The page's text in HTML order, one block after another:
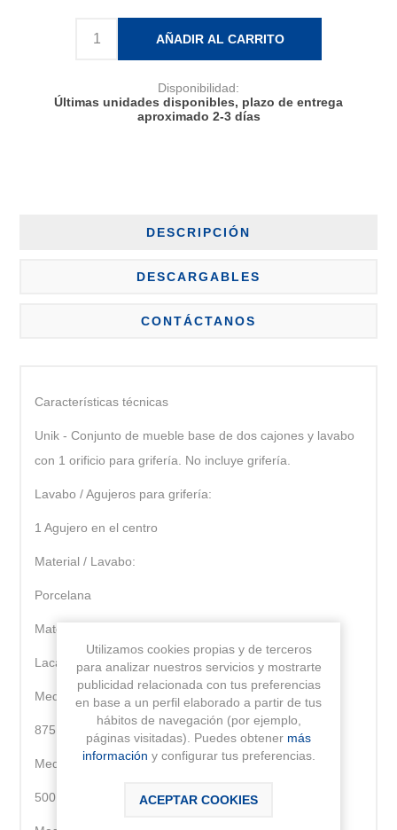
AÑADIR AL CARRITO
Disponibilidad:
Últimas unidades disponibles, plazo de entrega
aproximado 2-3 días
DESCRIPCIÓN
DESCARGABLES
CONTÁCTANOS
Características técnicas
Unik - Conjunto de mueble base de dos cajones y lavabo
con 1 orificio para grifería. No incluye grifería.
Lavabo / Agujeros para grifería:
1 Agujero en el centro
Material / Lavabo:
Porcelana
Material / Mueble base:
Lacado
Medidas / Lavabo y mueble / Altura (mm):
875
Medidas / Lavabo y mueble / Anchura (mm):
500
Utilizamos cookies propias y de terceros
para analizar nuestros servicios y mostrarte
publicidad relacionada con tus preferencias
en base a un perfil elaborado a partir de tus
hábitos de navegación (por ejemplo,
páginas visitadas). Puedes obtener más
información y configurar tus preferencias.
ACEPTAR COOKIES